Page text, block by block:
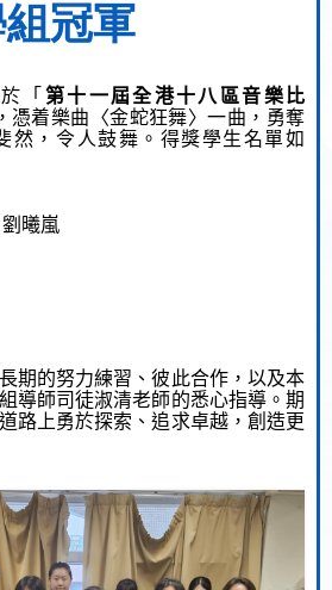
冠軍
「 第十一屆全港十八區音樂比
，憑着樂曲〈金蛇狂舞〉一曲，勇奪
然 ，令人鼓舞 。得獎學生名單如
劉曦嵐
期的努力練習、彼此合作，以及本
導師司徒淑清老師的悉心指導。期
路上勇於探索、追求卓越，創造更